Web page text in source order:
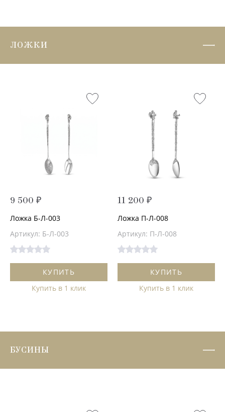
ЛОЖКИ
9 500 ₽
Ложка Б-Л-003
Артикул: Б-Л-003
КУПИТЬ
Купить в 1 клик
11 200 ₽
Ложка П-Л-008
Артикул: П-Л-008
КУПИТЬ
Купить в 1 клик
БУСИНЫ